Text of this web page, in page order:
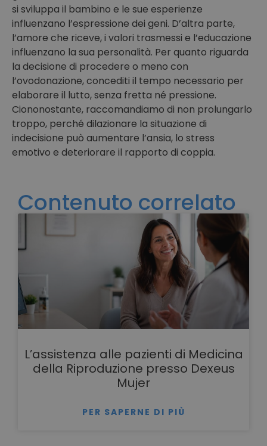
si sviluppa il bambino e le sue esperienze
influenzano l’espressione dei geni. D’altra parte,
l’amore che riceve, i valori trasmessi e l’educazione
influenzano la sua personalità. Per quanto riguarda
la decisione di procedere o meno con
l’ovodonazione, concediti il tempo necessario per
elaborare il lutto, senza fretta né pressione.
Ciononostante, raccomandiamo di non prolungarlo
troppo, perché dilazionare la situazione di
indecisione può aumentare l’ansia, lo stress
emotivo e deteriorare il rapporto di coppia.
Contenuto correlato
L’assistenza alle pazienti di Medicina
della Riproduzione presso Dexeus
Mujer
PER SAPERNE DI PIÙ